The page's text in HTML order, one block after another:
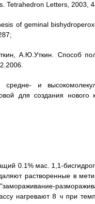
Tetrahedron Letters, 2003,
of geminal
А.Ю.Уткин. Способ
и
для создания
0.1% мас. 1,1-
растворенные в
нагревают 8 ч при